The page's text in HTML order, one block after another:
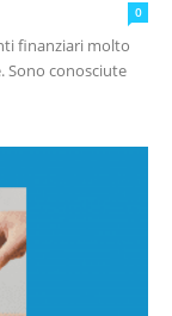
0
finanziari molto
Sono conosciute